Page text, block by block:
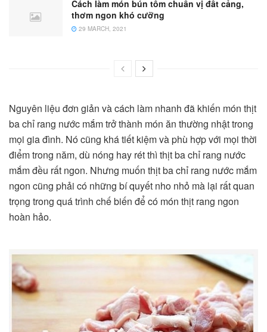
Cách làm món bún tôm chuẩn vị đất cảng,
thơm ngon khó cưỡng
29 MARCH, 2021
Nguyên liệu đơn giản và cách làm nhanh đã khiến món thịt
ba chỉ rang nước mắm trở thành món ăn thường nhật trong
mọi gia đình. Nó cũng khá tiết kiệm và phù hợp với mọi thời
điểm trong năm, dù nóng hay rét thì thịt ba chỉ rang nước
mắm đều rất ngon. Nhưng muốn thịt ba chỉ rang nước mắm
ngon cũng phải có những bí quyết nho nhỏ mà lại rất quan
trọng trong quá trình chế biến để có món thịt rang ngon
hoàn hảo.